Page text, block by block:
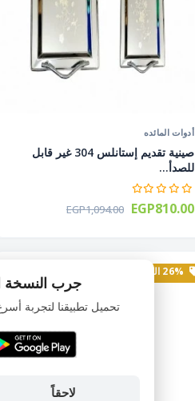
أدوات المائده
صينية تقديم إستانلس 304 غير قابل
للصدأ...
EGP1,094.00 EGP810.00
جرب النسخة
تحميل تطبيقنا لتجربة
لاحقاً